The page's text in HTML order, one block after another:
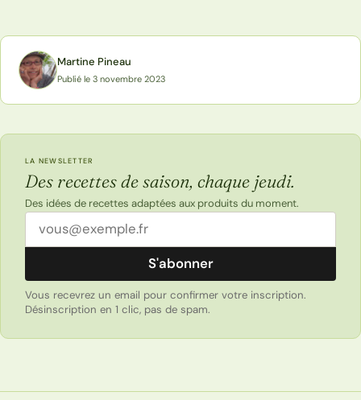
Martine Pineau
Publié le 3 novembre 2023
LA NEWSLETTER
Des recettes de saison, chaque jeudi.
Des idées de recettes adaptées aux produits du moment.
Adresse email
S'abonner
Vous recevrez un email pour confirmer votre inscription.
Désinscription en 1 clic, pas de spam.